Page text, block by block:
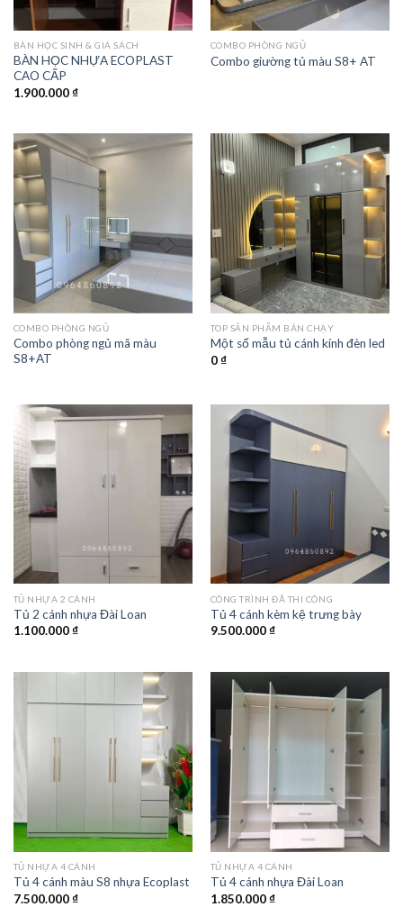
BÀN HỌC SINH & GIÁ SÁCH
BÀN HỌC NHỰA ECOPLAST
CAO CẤP
1.900.000₫
COMBO PHÒNG NGỦ
Combo giường tủ màu S8+ AT
COMBO PHÒNG NGỦ
Combo phòng ngủ mã màu
S8+AT
TOP SẢN PHẨM BÁN CHẠY
Một số mẫu tủ cánh kính đèn led
0₫
TỦ NHỰA 2 CÁNH
Tủ 2 cánh nhựa Đài Loan
1.100.000₫
CÔNG TRÌNH ĐÃ THI CÔNG
Tủ 4 cánh kèm kệ trưng bày
9.500.000₫
TỦ NHỰA 4 CÁNH
Tủ 4 cánh màu S8 nhựa Ecoplast
7.500.000₫
TỦ NHỰA 4 CÁNH
Tủ 4 cánh nhựa Đài Loan
1.850.000₫